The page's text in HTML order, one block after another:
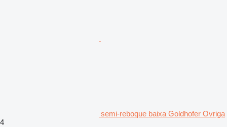
semi-reboque baixa Goldhofer Ovriga
4